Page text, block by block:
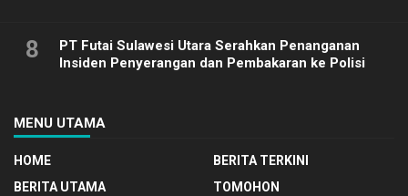
8
PT Futai Sulawesi Utara Serahkan Penanganan
Insiden Penyerangan dan Pembakaran ke Polisi
MENU UTAMA
HOME
BERITA TERKINI
BERITA UTAMA
TOMOHON